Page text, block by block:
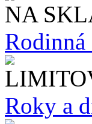
NA
Rodinná
Roky a